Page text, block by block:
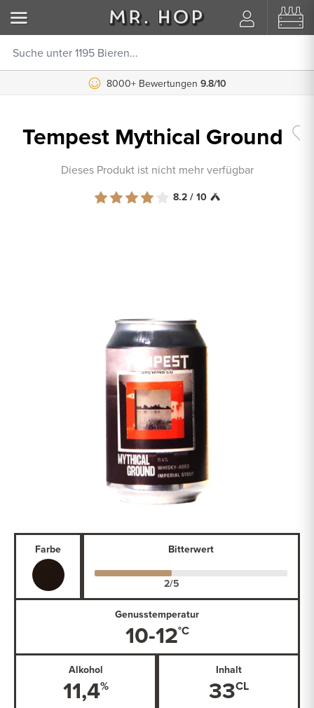
8000+ Bewertungen 9.8/10
Tempest Mythical Ground
Dieses Produkt ist nicht mehr verfügbar
8.2 / 10
Farbe Bitterwert
Genusstemperatur
10-12
Alkohol
11,4
Inhalt
33